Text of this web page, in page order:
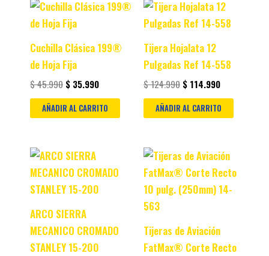
Cuchilla Clásica 199®
de Hoja Fija
$45.990
Original
price
was:
$ 35.990
Current
price
AÑADIR AL CARRITO
Tijera Hojalata 12
Pulgadas Ref 14-558
$124.990
Original
price
was:
$ 114.990
Current
price
is:
AÑADIR AL CARRITO
ARCO SIERRA
MECANICO CROMADO
STANLEY 15-200
Original
price
was:
$ 49.990.
is:
Tijeras de Aviación
FatMax® Corte Recto
Original
price
was:
$ 77.990.
Current
price
is:
$ 67.990.